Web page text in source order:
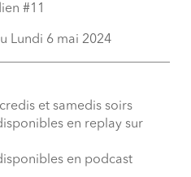
#11
Lundi 6 mai 2024
et samedis soirs
en replay sur
en podcast